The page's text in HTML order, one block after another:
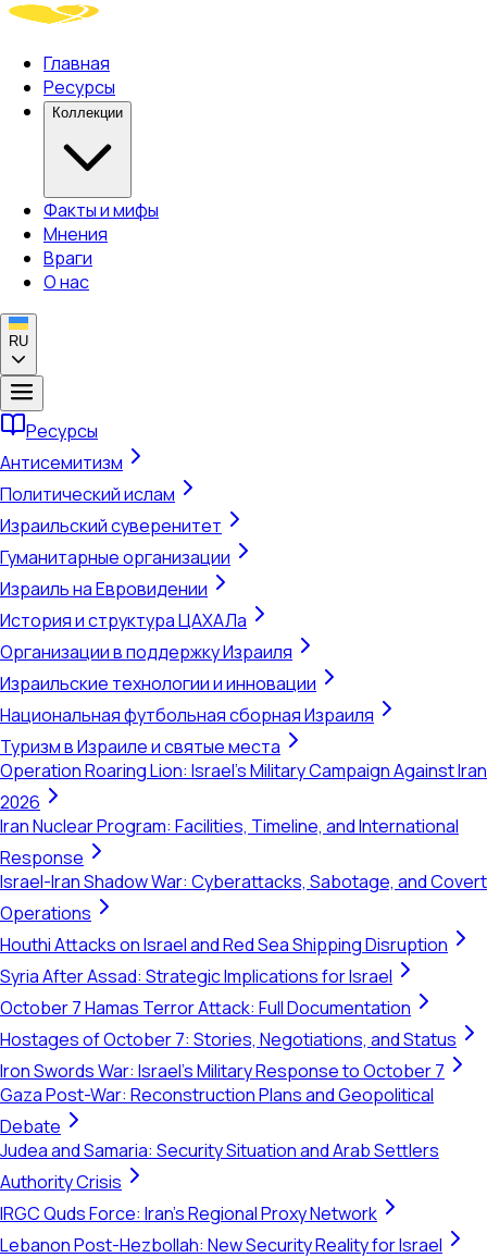
Главная
Ресурсы
Коллекции
Факты и мифы
Мнения
Враги
О нас
RU
Ресурсы
Антисемитизм
Политический ислам
Израильский суверенитет
Гуманитарные организации
Израиль на Евровидении
История и структура ЦАХАЛа
Организации в поддержку Израиля
Израильские технологии и инновации
Национальная футбольная сборная Израиля
Туризм в Израиле и святые места
Operation Roaring Lion: Israel's Military Campaign Against Iran
2026
Iran Nuclear Program: Facilities, Timeline, and International
Response
Israel-Iran Shadow War: Cyberattacks, Sabotage, and Covert
Operations
Houthi Attacks on Israel and Red Sea Shipping Disruption
Syria After Assad: Strategic Implications for Israel
October 7 Hamas Terror Attack: Full Documentation
Hostages of October 7: Stories, Negotiations, and Status
Iron Swords War: Israel's Military Response to October 7
Gaza Post-War: Reconstruction Plans and Geopolitical
Debate
Judea and Samaria: Security Situation and Arab Settlers
Authority Crisis
IRGC Quds Force: Iran's Regional Proxy Network
Lebanon Post-Hezbollah: New Security Reality for Israel